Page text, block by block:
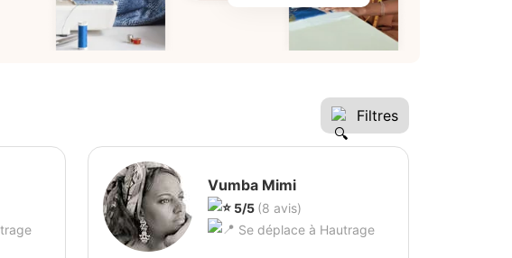
Filtres
Vumba Mimi
5/5 (8 avis)
Se déplace à Hautrage